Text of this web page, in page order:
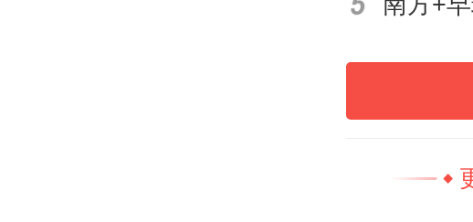
出海的核
络。视频